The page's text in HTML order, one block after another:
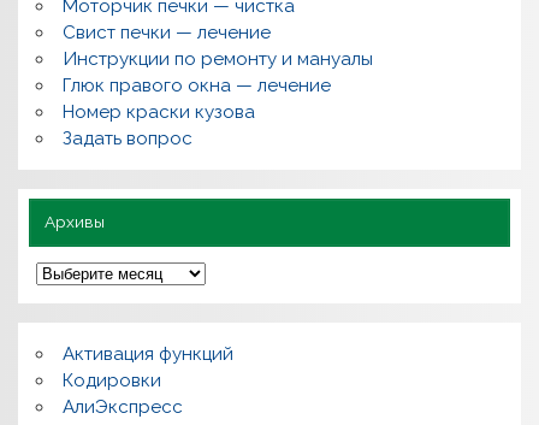
ы
,
о
л
з
Моторчик печки — чистка
Свист печки — лечение
Инструкции по ремонту и мануалы
Глюк правого окна — лечение
Номер краски кузова
Задать вопрос
Архивы
А
р
х
и
ы
Активация функций
Кодировки
АлиЭкспресс